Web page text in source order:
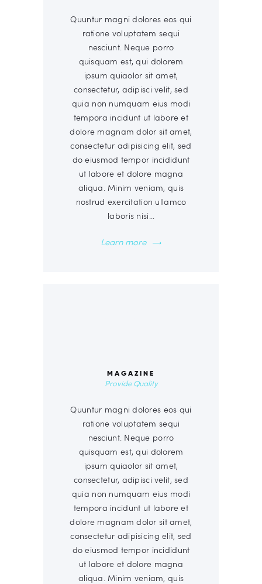
Quuntur magni dolores eos qui
ratione voluptatem sequi
nesciunt. Neque porro
quisquam est, qui dolorem
ipsum quiaolor sit amet,
consectetur, adipisci velit, sed
quia non numquam eius modi
tempora incidunt ut labore et
dolore magnam dolor sit amet,
consectetur adipisicing elit, sed
do eiusmod tempor incididunt
ut labore et dolore magna
aliqua. Minim veniam, quis
nostrud exercitation ullamco
laboris nisi…
Learn more
MAGAZINE
Provide Quality
Quuntur magni dolores eos qui
ratione voluptatem sequi
nesciunt. Neque porro
quisquam est, qui dolorem
ipsum quiaolor sit amet,
consectetur, adipisci velit, sed
quia non numquam eius modi
tempora incidunt ut labore et
dolore magnam dolor sit amet,
consectetur adipisicing elit, sed
do eiusmod tempor incididunt
ut labore et dolore magna
aliqua. Minim veniam, quis